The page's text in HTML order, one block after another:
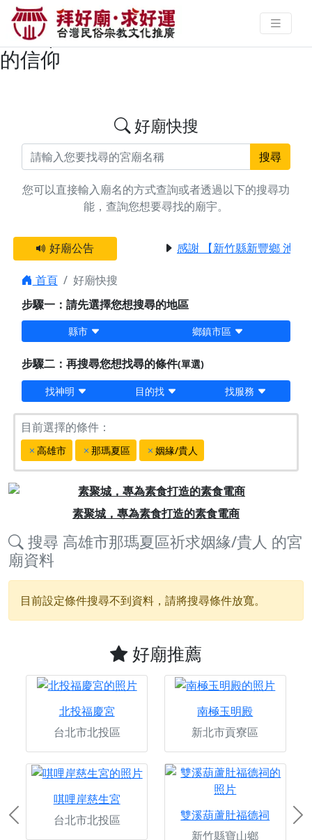
搜尋高雄市那瑪夏區姻緣/貴人廟宇
資料 | 拜好廟求好運 找到與您有緣
的信仰
好廟快搜
搜尋
您可以直接輸入廟名的方式查詢或者透過以下的搜尋功
能，查詢您想要尋找的廟宇。
好廟公告 感謝 【新竹縣新豐鄉 池和
首頁
好廟快搜
步驟一：請先選擇您想搜尋的地區
縣市 鄉鎮市區
步驟二：再搜尋您想找尋的條件(單選)
找神明 目的找 找服務
目前選擇的條件：
高雄市 那瑪夏區 姻緣/貴人
素聚城，專為素食打造的素食電商
Previous
搜尋 高雄市那瑪夏區祈求姻緣/貴人 的宮
廟資料
目前設定條件搜尋不到資料，請將搜尋條件放寬。
好廟推薦
北投福慶宮
台北市北投區
南極玉明殿
新北市貢寮區
唭哩岸慈生宮
台北市北投區
雙溪葫蘆肚福德祠
新竹縣寶山鄉
Previous